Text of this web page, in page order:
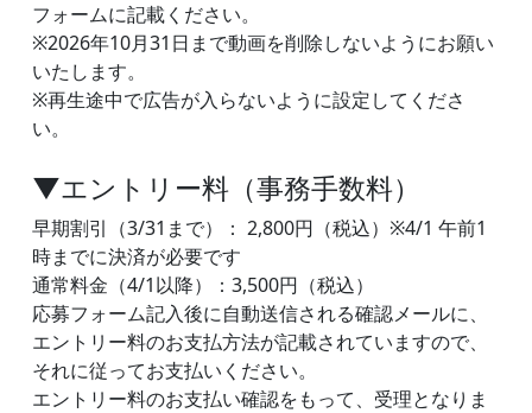
フォームに記載ください。
※2026年10月31日まで動画を削除しないようにお願い
いたします。
※再生途中で広告が入らないように設定してくださ
い。
▼エントリー料（事務手数料）
早期割引（3/31まで）： 2,800円（税込）※4/1 午前1
時までに決済が必要です
通常料金（4/1以降）：3,500円（税込）
応募フォーム記入後に自動送信される確認メールに、
エントリー料のお支払方法が記載されていますので、
それに従ってお支払いください。
エントリー料のお支払い確認をもって、受理となりま